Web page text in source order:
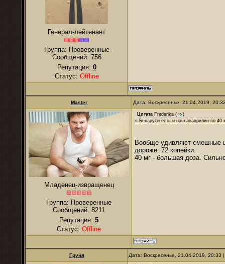
Генерал-лейтенант
Группа: Проверенные
Сообщений: 756
Репутация: 0
Статус: Offline
Master Дата: Воскресенье, 21.04.2019,
Младенец-извращенец
Группа: Проверенные
Сообщений: 8211
Репутация: 5
Статус: Offline
Цитата Frederika (
)
в Беларуси есть и наш анаприлин по 40
Вообще удивляют смешные
дороже. 72 копейки.
40 мг - большая доза.
Груня Дата: Воскресенье, 21.04.2019,